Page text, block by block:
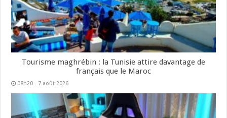
Tourisme maghrébin : la Tunisie attire davantage de
français que le Maroc
08h20 - 7 août 2026